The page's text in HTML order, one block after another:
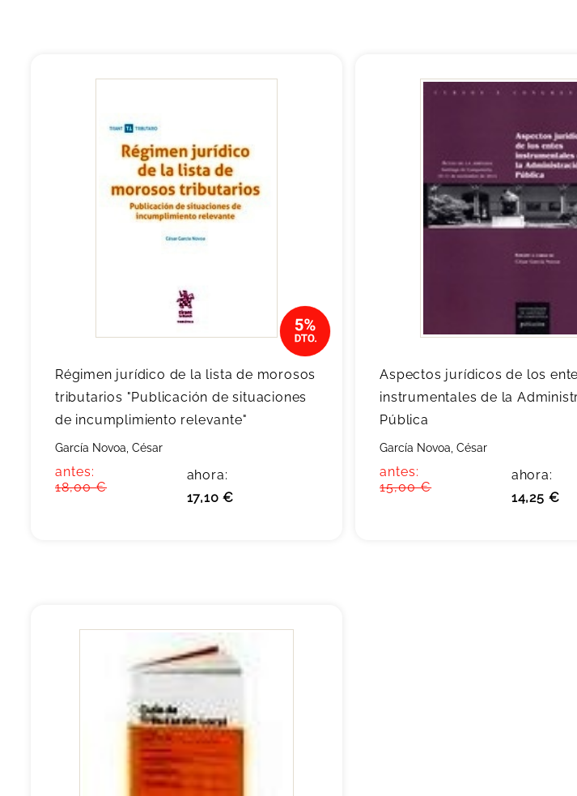
Régimen jurídico de la lista de morosos
tributarios "Publicación de situaciones
de incumplimiento relevante"
García Novoa, César
antes:
18,00 €
ahora:
17,10 €
Aspectos jurídicos de los
instrumentales de la
Pública
García Novoa, César
antes:
15,00 €
ahora:
14,25 €